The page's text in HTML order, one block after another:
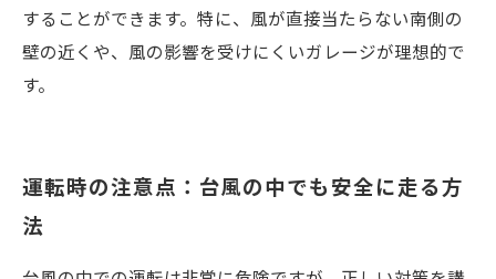
することができます。特に、風が直接当たらない南側の
壁の近くや、風の影響を受けにくいガレージが理想的で
す。
運転時の注意点：台風の中でも安全に走る方
法